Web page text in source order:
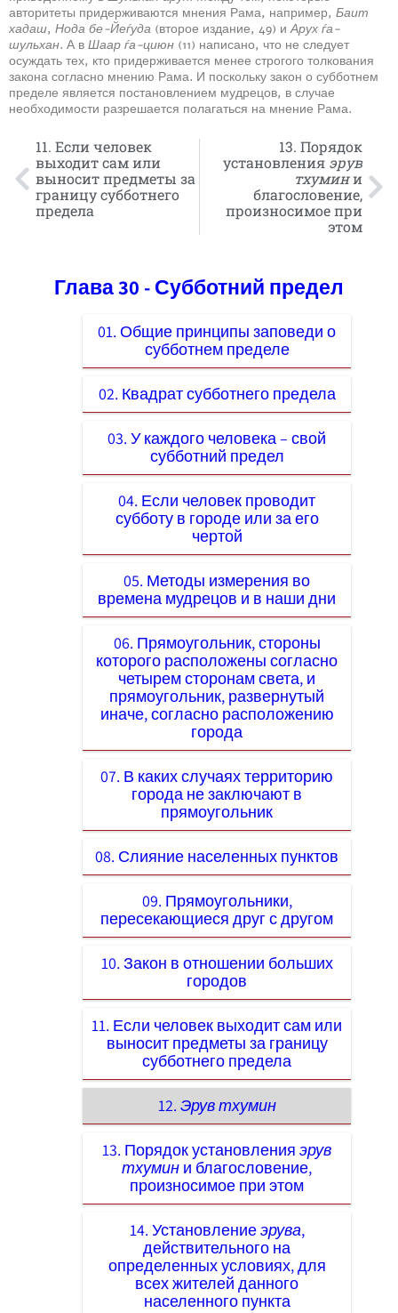
авторитеты придерживаются мнения Рама, например, Баит
хадаш, Нода бе-Йеѓуда (второе издание, 49) иАрух ѓа-
шульхан. А в Шаар ѓа-циюн (11) написано, что не следует
осуждать тех, кто придерживается менее строгого толкования
закона согласно мнению Рама. И поскольку закон о субботнем
пределе является постановлением мудрецов, в случае
необходимости разрешается полагаться на мнение Рама.
11. Если человек
выходит сам или
выносит предметы за
границу субботнего
предела
13. Порядок
установления эрув
тхумини
благословение,
произносимое при
этом
Глава 30 - Субботний предел
01. Общие принципы заповеди о
субботнем пределе
02. Квадрат субботнего предела
03. У каждого человека – свой
субботний предел
04. Если человек проводит
субботу в городе или за его
чертой
05. Методы измерения во
времена мудрецов и в наши дни
06. Прямоугольник, стороны
которого расположены согласно
четырем сторонам света, и
прямоугольник, развернутый
иначе, согласно расположению
города
07. В каких случаях территорию
города не заключают в
прямоугольник
08. Слияние населенных пунктов
09. Прямоугольники,
пересекающиеся друг с другом
10. Закон в отношении больших
городов
11. Если человек выходит сам или
выносит предметы за границу
субботнего предела
12. Эрув тхумин
13. Порядок установления эрув
тхумин и благословение,
произносимое при этом
14. Установлениеэрува,
действительного на
определенных условиях, для
всех жителей данного
населенного пункта